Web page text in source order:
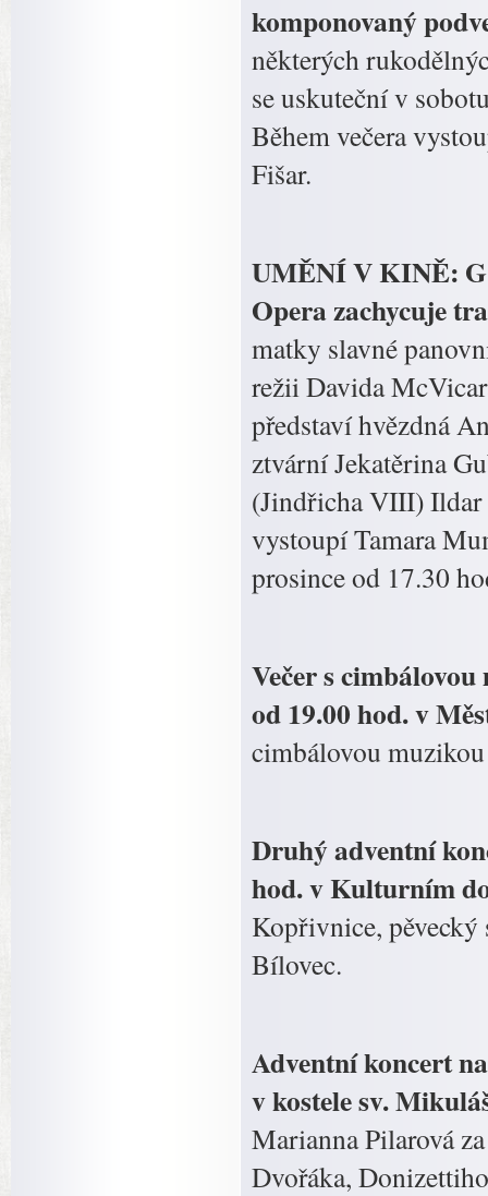
komponovaný
některých
se uskuteční v
Během večera
Fišar.
UMĚNÍ V KINĚ:
Opera zachycuje
matky slavné
režii Davida
představí hvězdná
ztvární Jekatěrina
(Jindřicha VIII) Ildar
vystoupí Tamara
prosince od 17.30
Večer s
od 19.00 hod. v
cimbálovou
Druhý adventní
hod. v Kulturním
Kopřivnice, pěvecký
Bílovec.
Adventní koncert
v kostele sv.
Marianna Pilarová
Dvořáka,